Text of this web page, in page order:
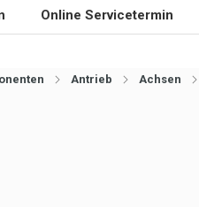
Online Servicetermin
Antrieb Achsen